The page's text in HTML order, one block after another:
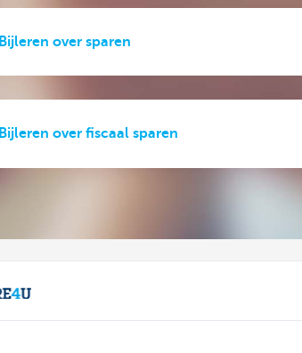
Bijleren over sparen
Bijleren over fiscaal sparen